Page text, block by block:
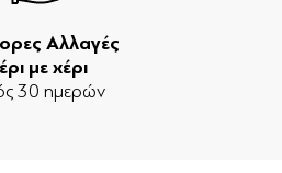
Αλλαγές
με χέρι
30 ημερών